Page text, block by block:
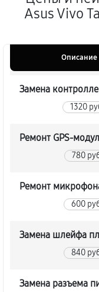
Asus Vivo
Описание
Замена
1320
Ремонт GPS-
780
Ремонт
600
Замена шлейфа
840
Замена разъема